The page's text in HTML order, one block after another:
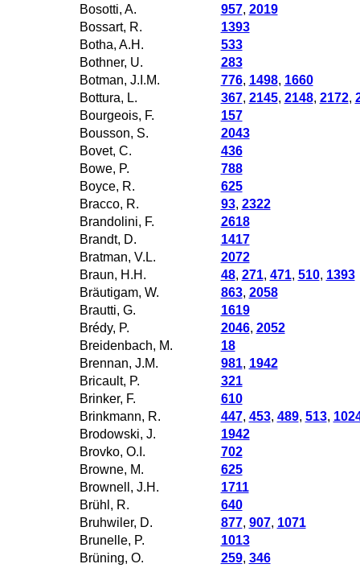
Bosotti, A.
957, 2019
Bossart, R.
1393
Botha, A.H.
533
Bothner, U.
283
Botman, J.I.M.
776, 1498, 1660
Bottura, L.
367, 2145, 2148, 2172,
Bourgeois, F.
157
Bousson, S.
2043
Bovet, C.
436
Bowe, P.
788
Boyce, R.
625
Bracco, R.
93, 2322
Brandolini, F.
2618
Brandt, D.
1417
Bratman, V.L.
2072
Braun, H.H.
48, 271, 471, 510, 1393
Bräutigam, W.
863, 2058
Brautti, G.
1619
Brédy, P.
2046, 2052
Breidenbach, M.
18
Brennan, J.M.
981, 1942
Bricault, P.
321
Brinker, F.
610
Brinkmann, R.
447, 453, 489, 513,
Brodowski, J.
1942
Brovko, O.I.
702
Browne, M.
625
Brownell, J.H.
1711
Brühl, R.
640
Bruhwiler, D.
877, 907, 1071
Brunelle, P.
1013
Brüning, O.
259, 346